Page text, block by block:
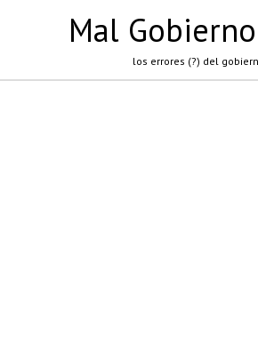
Mal
los errores (?) del